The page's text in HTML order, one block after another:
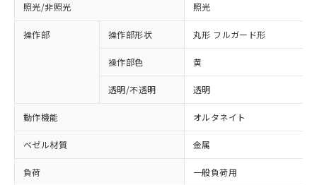
照光/非照光 照光
操作部 操作部形状 丸形 フルガード形
操作部色 黄
透明/不透明 透明
動作機能 オルタネイト
ベゼル材質 金属
負荷 一般負荷用